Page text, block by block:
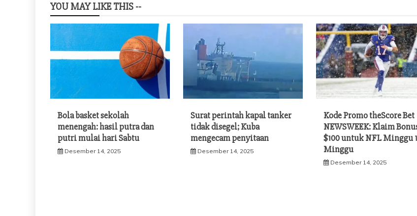
YOU MAY LIKE THIS --
Bola basket sekolah
menengah: hasil putra dan
putri mulai hari Sabtu
Desember 14, 2025
Surat perintah kapal tanker
tidak disegel; Kuba
mengecam penyitaan
Desember 14, 2025
Kode Promo theScore Bet
NEWSWEEK: Klaim
$100 untuk NFL Minggu
Minggu
Desember 14, 2025